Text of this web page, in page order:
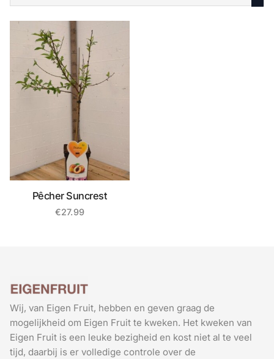
Pêcher Suncrest
€27.99
Wij, van Eigen Fruit, hebben en geven graag de
mogelijkheid om Eigen Fruit te kweken. Het kweken van
Eigen Fruit is een leuke bezigheid en kost niet al te veel
tijd, daarbij is er volledige controle over de